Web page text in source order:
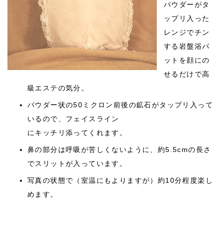
パウダーがタ
ップリ入った
レンジでチン
する岩盤浴パ
ットを顔にの
せるだけで高
級エステの気分。
パウダー状の50ミクロン前後の鉱石がタップリ入って
いるので、フェイスライン
にキッチリ添ってくれます。
鼻の部分は呼吸が苦しくないように、約5.5cmの長さ
でスリットが入っています。
写真の状態で（室温にもよりますが）約10分程度楽し
めます。